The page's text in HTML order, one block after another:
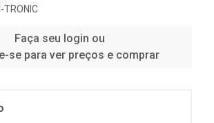
TRONIC
Faça seu login ou
se para ver preços e comprar